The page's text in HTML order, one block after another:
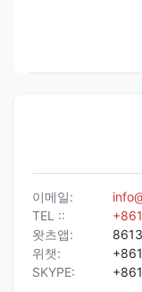
이메일:
TEL ::
왓츠앱:
위챗:
SKYPE: